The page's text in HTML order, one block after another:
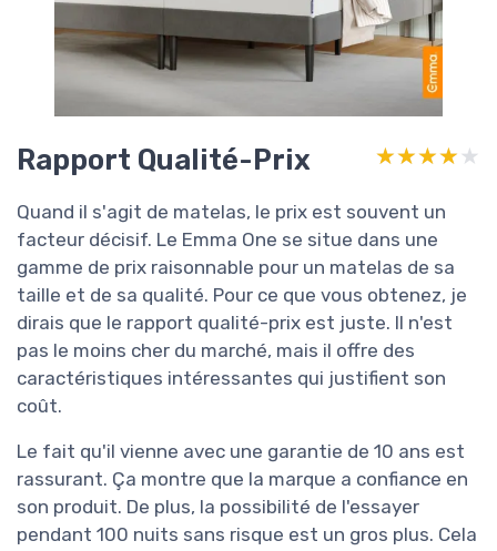
Rapport Qualité-Prix ★★★★★
★★★★★
Quand il s'agit de matelas, le prix est souvent un
facteur décisif. Le Emma One se situe dans une
gamme de prix raisonnable pour un matelas de sa
taille et de sa qualité. Pour ce que vous obtenez, je
dirais que le rapport qualité-prix est juste. Il n'est
pas le moins cher du marché, mais il offre des
caractéristiques intéressantes qui justifient son
coût.
Le fait qu'il vienne avec une garantie de 10 ans est
rassurant. Ça montre que la marque a confiance en
son produit. De plus, la possibilité de l'essayer
pendant 100 nuits sans risque est un gros plus. Cela